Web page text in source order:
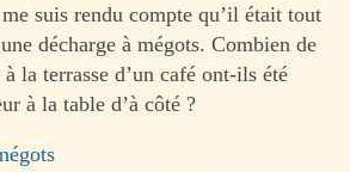
suis rendu compte qu’il était tout
décharge à mégots. Combien de
la terrasse d’un café ont-ils été
à la table d’à côté ?